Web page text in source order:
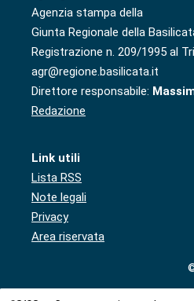
Agenzia stampa della
Giunta Regionale della
Registrazione n. 209/1995 al
agr@regione.basilicata.it
Direttore responsabile:
Redazione
Link utili
Lista RSS
Note legali
Privacy
Area riservata